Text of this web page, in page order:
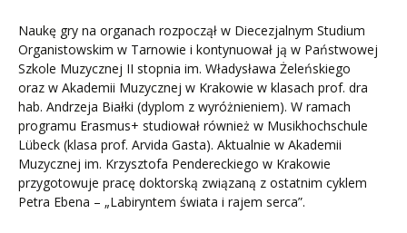
Naukę gry na organach rozpoczął w Diecezjalnym Studium
Organistowskim w Tarnowie i kontynuował ją w Państwowej
Szkole Muzycznej II stopnia im. Władysława Żeleńskiego
oraz w Akademii Muzycznej w Krakowie w klasach prof. dra
hab. Andrzeja Białki (dyplom z wyróżnieniem). W ramach
programu Erasmus+ studiował również w Musikhochschule
Lübeck (klasa prof. Arvida Gasta). Aktualnie w Akademii
Muzycznej im. Krzysztofa Pendereckiego w Krakowie
przygotowuje pracę doktorską związaną z ostatnim cyklem
Petra Ebena – „Labiryntem świata i rajem serca”.